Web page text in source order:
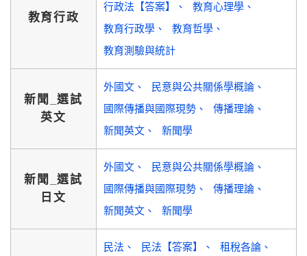
教育行政
行政法【答案】
教育心理學
教育行政學
教育哲學
教育測驗與統計
新聞_選試
英文
外國文
民意與公共關係學概論
國際傳播與國際現勢
傳播理論
新聞英文
新聞學
新聞_選試
日文
外國文
民意與公共關係學概論
國際傳播與國際現勢
傳播理論
新聞英文
新聞學
民法 民法【答案】
租稅各論